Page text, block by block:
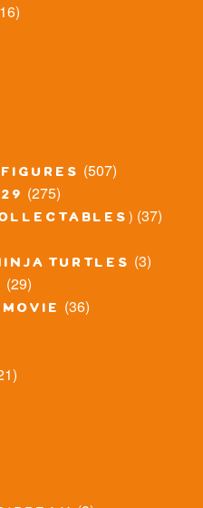
(507)
(275)
(37)
turtles (3)
(29)
(36)